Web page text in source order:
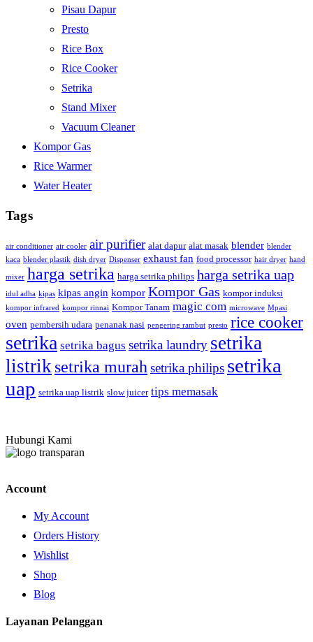
Pisau Dapur
Presto
Rice Box
Rice Cooker
Setrika
Stand Mixer
Vacuum Cleaner
Kompor Gas
Rice Warmer
Water Heater
Tags
air conditioner air cooler air purifier alat dapur alat masak blender blender
kaca blender plastik dish dryer Dispenser exhaust fan food processor hair dryer hand
mixer harga setrika harga setrika philips harga setrika uap
idul adha kipas kipas angin kompor Kompor Gas kompor induksi
kompor infrared kompor rinnai Kompor Tanam magic com microwave Mpasi
oven pembersih udara penanak nasi pengering rambut presto rice cooker
setrika setrika bagus setrika laundry setrika
listriksetrika murah setrika philips setrika
uap setrika uap listrik slow juicer tips memasak
Hubungi Kami
Account
My Account
Orders History
Wishlist
Shop
Blog
Layanan Pelanggan